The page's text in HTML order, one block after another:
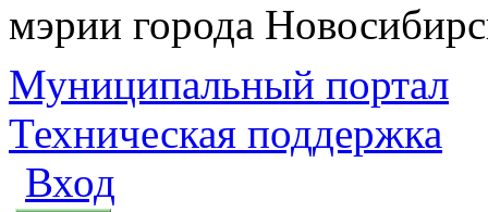
мэрии города
Муниципальный портал
Техническая поддержка
Вход